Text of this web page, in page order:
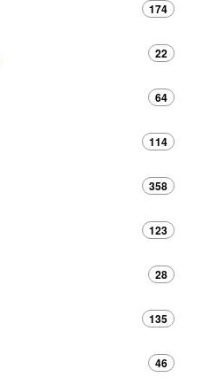
174
22
64
114
358
123
28
135
46